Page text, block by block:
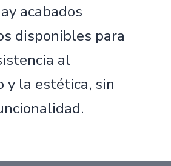
acabados
disponibles para
al
y la estética, sin